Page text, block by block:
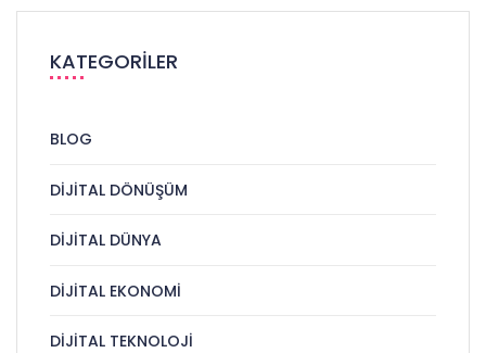
KATEGORILER
BLOG
DIJITAL DÖNÜŞÜM
DIJITAL DÜNYA
DIJITAL EKONOMI
DIJITAL TEKNOLOJI